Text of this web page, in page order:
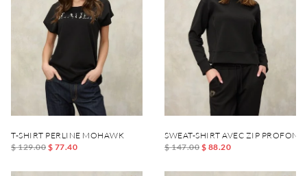
T-SHIRT PERLINE MOHAWK
$ 129.00 $ 77.40
SWEAT-SHIRT AVEC ZIP
$ 147.00 $ 88.20